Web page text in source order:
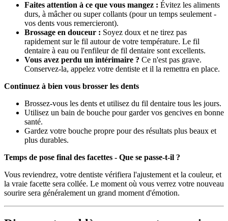
Faites attention à ce que vous mangez : Évitez les aliments
durs, à mâcher ou super collants (pour un temps seulement -
vos dents vous remercieront).
Brossage en douceur : Soyez doux et ne tirez pas
rapidement sur le fil autour de votre température. Le fil
dentaire à eau ou l'enfileur de fil dentaire sont excellents.
Vous avez perdu un intérimaire ? Ce n'est pas grave.
Conservez-la, appelez votre dentiste et il la remettra en place.
Continuez à bien vous brosser les dents
Brossez-vous les dents et utilisez du fil dentaire tous les jours.
Utilisez un bain de bouche pour garder vos gencives en bonne
santé.
Gardez votre bouche propre pour des résultats plus beaux et
plus durables.
Temps de pose final des facettes - Que se passe-t-il ?
Vous reviendrez, votre dentiste vérifiera l'ajustement et la couleur, et
la vraie facette sera collée. Le moment où vous verrez votre nouveau
sourire sera généralement un grand moment d'émotion.